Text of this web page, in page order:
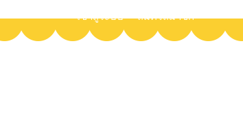
เข้าสู่ระบบ สมัครสมาชิก